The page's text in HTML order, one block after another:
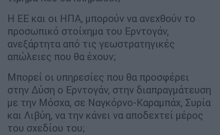
Η ΕΕ και οι ΗΠΑ, μπορούν να ανεχθούν το
προσωπικό στοίχημα του Ερντογάν,
ανεξάρτητα από τις γεωστρατηγικές
απώλειες που θα έχουν;
Μπορεί οι υπηρεσίες που θα προσφέρει
στην Δύση ο Ερντογάν, στην διαπραγμάτευση
με την Μόσχα, σε Ναγκόρνο-Καραμπάχ, Συρία
και Λιβύη, να την κάνει να αποδεχτεί μέρος
του σχεδίου του;